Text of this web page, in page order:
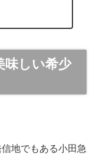
味しい希少
地でもある小田急